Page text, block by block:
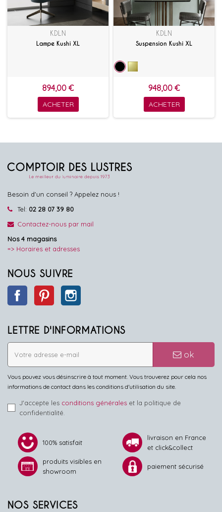
KDLN
Lampe Kushi XL
894,00 €
ACHETER
KDLN
Suspension Kushi XL
948,00 €
ACHETER
Besoin d'un conseil ? Appelez nous !
Tel: 02 28 07 39 80
Contactez-nous par mail
Nos 4 magasins
=> Horaires et adresses
NOUS SUIVRE
Facebook Pinterest
LETTRE D'INFORMATIONS
ok
Vous pouvez vous désinscrire à tout moment. Vous trouverez pour cela nos
informations de contact dans les conditions d'utilisation du site.
J'accepte les conditions générales et la politique de
confidentialité.
100% satisfait
livraison en France
et click&collect
produits visibles en
showroom
paiement sécurisé
NOS SERVICES